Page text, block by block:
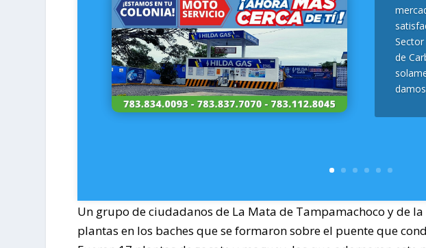
de
Un grupo de ciudadanos de La Mata de Tampamachoco y de
plantas en los baches que se formaron sobre el puente que